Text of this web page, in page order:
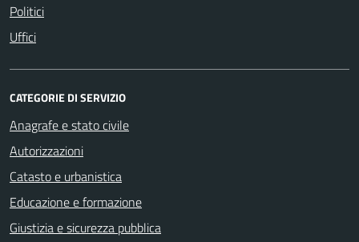
Politici
Uffici
CATEGORIE DI SERVIZIO
Anagrafe e stato civile
Autorizzazioni
Catasto e urbanistica
Educazione e formazione
Giustizia e sicurezza pubblica